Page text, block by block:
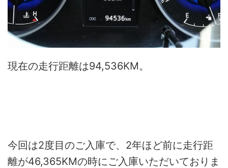
現在の走行距離は94,536KM。
今回は2度目のご入庫で、2年ほど前に走行距
離が46,365KMの時にご入庫いただいておりま